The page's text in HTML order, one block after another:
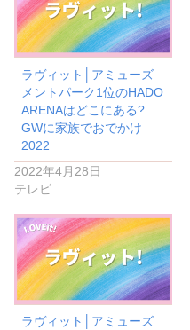
ラヴィット│アミューズ
メントパーク1位のHADO
ARENAはどこにある?
GWに家族でおでかけ
2022
2022年4月28日
テレビ
ラヴィット│アミューズ